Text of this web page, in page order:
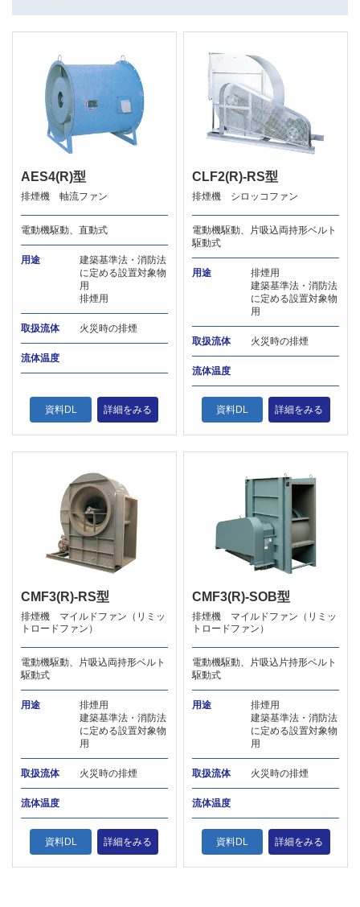
AES4(R)型
排煙機 軸流ファン
電動機駆動、直動式
用途
建築基準法・消防法
に定める設置対象物
用
排煙用
取扱流体 火災時の排煙
流体温度
資料DL 詳細をみる
CLF2(R)-RS型
排煙機 シロッコファン
電動機駆動、片吸込両持形ベルト
駆動式
用途
排煙用
建築基準法・消防法
に定める設置対象物
用
取扱流体 火災時の排煙
流体温度
資料DL 詳細をみる
CMF3(R)-RS型
排煙機 マイルドファン（リミッ
トロードファン）
電動機駆動、片吸込両持形ベルト
駆動式
用途
排煙用
建築基準法・消防法
に定める設置対象物
用
取扱流体 火災時の排煙
流体温度
資料DL 詳細をみる
CMF3(R)-SOB型
排煙機 マイルドファン（リミッ
トロードファン）
電動機駆動、片吸込片持形ベルト
駆動式
用途
排煙用
建築基準法・消防法
に定める設置対象物
用
取扱流体 火災時の排煙
流体温度
資料DL 詳細をみる